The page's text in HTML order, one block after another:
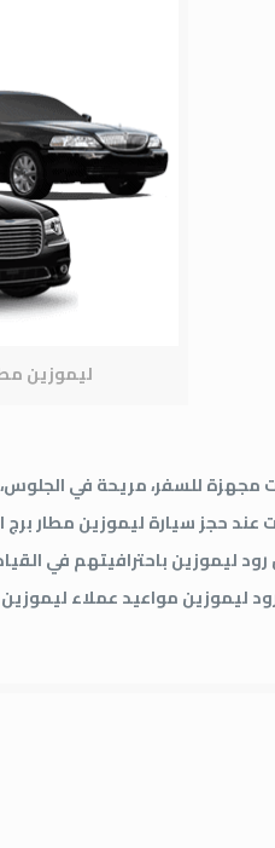
ليموزين
مجهزة للسفر، مريحة في
حجز سيارة ليموزين مطار برج
رود ليموزين باحترافيتهم في
ليموزين مواعيد عملاء